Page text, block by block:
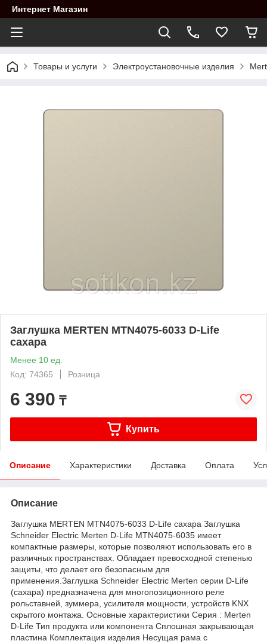
Интернет Магазин
Товары и услуги Электроустановочные изделия
Заглушка MERTEN MTN4075-6033 D-Life
сахара
Менее 10 ед.
Код: 74365
Розница
6 390 ₸
Купить
Описание Характеристики Доставка Оплата
Описание
Заглушка MERTEN MTN4075-6033 D-Life сахара Заглушка
Schneider Electric Merten D-Life MTN4075-6035 имеет
компактные размеры, которые позволяют использовать его в
различных пространствах. Обладает превосходной степенью
защиты, что делает его безопасным для
применения.Заглушка Schneider Electric Merten серии D-Life
(сахара) предназначена для многопозиционного реле
рольставней, зуммера, усилителя мощности, устройств KNX
скрытого монтажа. Основные характеристики Серия : Merten
D-Life Тип продукта или компонента Сплошная закрывающая
пластина Комплектация изделия Несущая рама с